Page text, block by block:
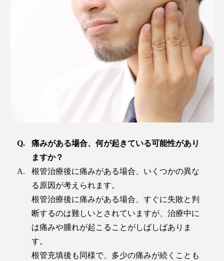
痛みがある場合、何が起きている可能性があり
ますか？
根管治療後に痛みがある場合、いくつかの異な
る原因が考えられます。
根管治療後に痛みがある場合、すぐに失敗と判
断するのは難しいとされていますが、治療中に
は痛みや腫れが起こることがしばしばありま
す。
根管充填後も同様で、多少の痛みが続くことも